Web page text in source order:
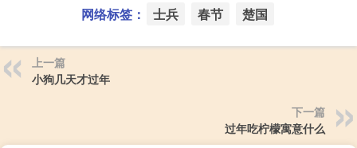
网络标签： 士兵 春节 楚国
上一篇
小狗几天才过年
下一篇
过年吃柠檬寓意什么